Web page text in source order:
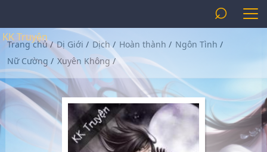
KK Truyện
⌕
Trang chủ/ Dị Giới / Dịch/ Hoàn thành / Ngôn Tình /
Nữ Cường / Xuyên Không/